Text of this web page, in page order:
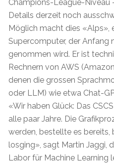
Champions-League-Niveau
Details derzeit noch
Möglich macht dies «Alps»,
Supercomputer, der Anfang
genommen wird. Er ist
Rechnern von AWS
denen die grossen
oder LLM) wie etwa Chat-
«Wir haben Glück: Das
alle paar Jahre. Die
werden, bestellte es
losging», sagt Martin Jaggi,
Labor für Machine Learning